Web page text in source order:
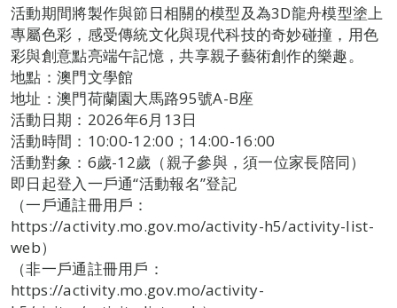
活動期間將製作與節日相關的模型及為3D龍舟模型塗上
專屬色彩，感受傳統文化與現代科技的奇妙碰撞，用色
彩與創意點亮端午記憶，共享親子藝術創作的樂趣。
地點：澳門文學館
地址：澳門荷蘭園大馬路95號A-B座
活動日期：2026年6月13日
活動時間：10:00-12:00；14:00-16:00
活動對象：6歲-12歲（親子參與，須一位家長陪同）
即日起登入一戶通“活動報名”登記
（一戶通註冊用戶：
https://activity.mo.gov.mo/activity-h5/activity-list-
web）
（非一戶通註冊用戶：
https://activity.mo.gov.mo/activity-